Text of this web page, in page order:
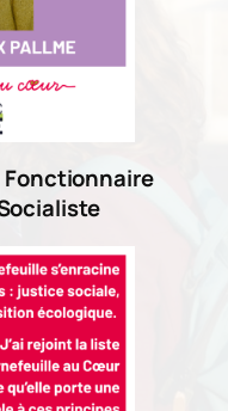
Fonctionnaire